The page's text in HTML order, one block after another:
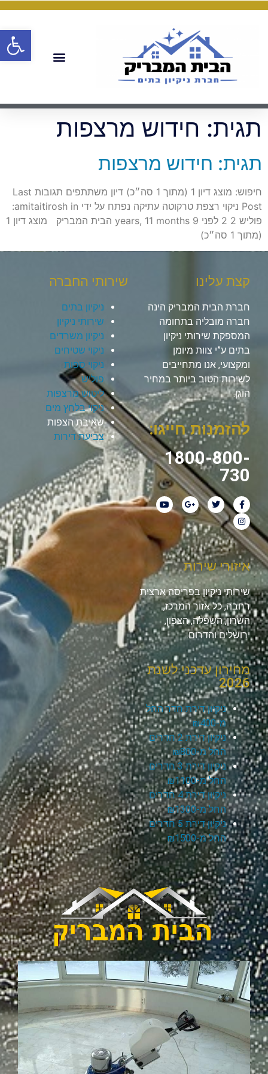
תגית: חידוש מרצפות
תגית: חידוש מרצפות
חיפוש: מוצג דיון 1 (מתוך 1 סה״כ) דיון משתתפים תגובות Last
Post ניקוי רצפת טרקוטה עתיקה נפתח על ידי amitaitirosh in:
פוליש 2 2 לפני 9 years, 11 months הבית המבריק מוצג דיון 1
(מתוך 1 סה״כ)
קצת עלינו
חברת הבית המבריק הינה
חברה מובליה בתחומה
המספקת שירותי ניקיון
בתים ע”י צוות מיומן
ומקצועי, אנו מתחייבים
לשירות הטוב ביותר במחיר
הוגן.
להזמנות חייגו:
1800-800-
730
שירותי החברה
ניקיון בתים
שירותי ניקיון
ניקיון משרדים
ניקוי שטיחים
ניקוי ספות
פוליש
ליטוש מרצפות
ניקוי בלחץ מים
שאיבת הצפות
צביעת דירות
איזורי שירות
שירותי ניקיון בפריסה ארצית
רחבה, כל אזור המרכז,
השרון, השפלה, הצפון,
ירושלים והדרום.
מחירון עדכני לשנת
2026
ניקיון דירת חדר החל
מ-₪400
ניקיון דירת 2 חדרים
החל מ-₪800
ניקיון דירת 3 חדרים
החל מ-₪1100
ניקיון דירת 4 חדרים
החל מ-₪1300
ניקיון דירת 5 חדרים
החל מ-₪1500